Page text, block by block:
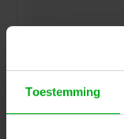
Toestemming